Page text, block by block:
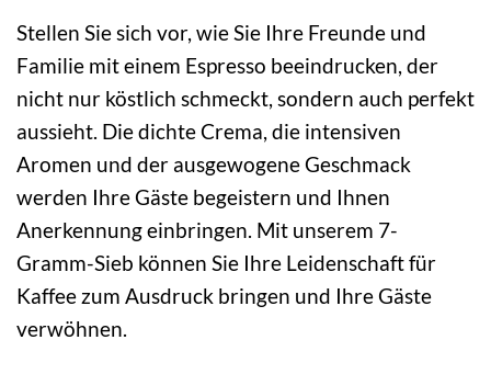
Stellen Sie sich vor, wie Sie Ihre Freunde und
Familie mit einem Espresso beeindrucken, der
nicht nur köstlich schmeckt, sondern auch perfekt
aussieht. Die dichte Crema, die intensiven
Aromen und der ausgewogene Geschmack
werden Ihre Gäste begeistern und Ihnen
Anerkennung einbringen. Mit unserem 7-
Gramm-Sieb können Sie Ihre Leidenschaft für
Kaffee zum Ausdruck bringen und Ihre Gäste
verwöhnen.